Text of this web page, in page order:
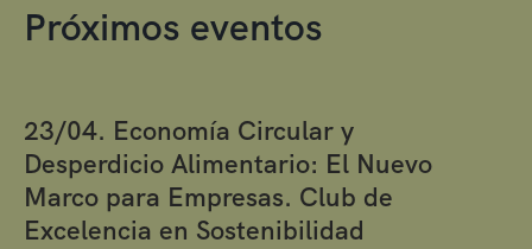
Próximos eventos
23/04. Economía Circular y
Desperdicio Alimentario: El Nuevo
Marco para Empresas. Club de
Excelencia en Sostenibilidad